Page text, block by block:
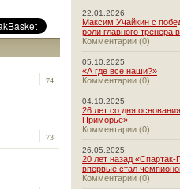
74
73
22.01.2026
Максим Учайкин с
роли главного тренера
Комментарии (0)
05.10.2025
«А где все наши?»
Комментарии (0)
04.10.2025
26 лет со дня
Приморье»
Комментарии (0)
26.05.2025
20 лет назад
впервые стал
Комментарии (0)